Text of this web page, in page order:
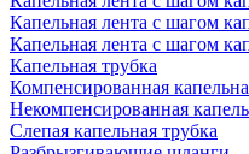
Капельная лента с шагом
Капельная лента с шагом
Капельная трубка
Компенсированная
Некомпенсированная
Слепая капельная трубка